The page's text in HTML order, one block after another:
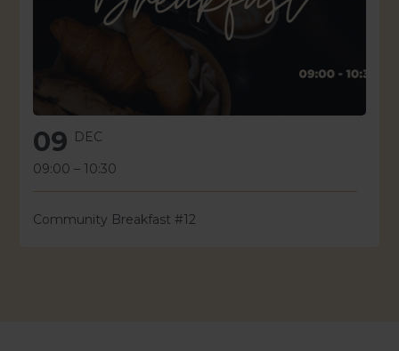
09 DEC
09:00 – 10:30
Community Breakfast #12